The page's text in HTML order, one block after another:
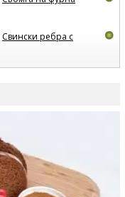
Свински ребра с